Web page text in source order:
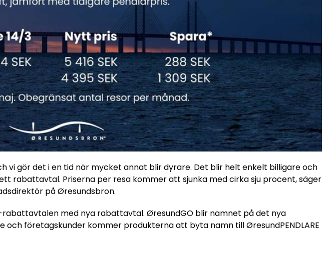
vi gör det i en tid när mycket annat blir dyrare. Det blir helt enkelt billigare och
rabattavtal. Priserna per resa kommer att sjunka med cirka sju procent, säger
på Øresundsbron.
rabattavtalen med nya rabattavtal. ØresundGO blir namnet på det nya
företagskunder kommer produkterna att byta namn till ØresundPENDLARE